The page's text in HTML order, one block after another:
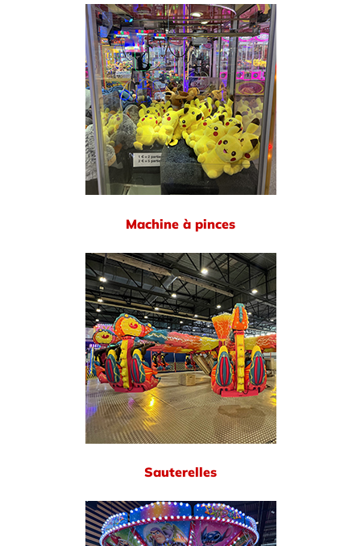
Machine à pinces
Sauterelles